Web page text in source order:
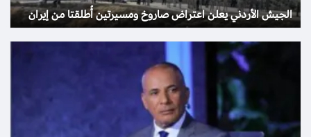
الجيش الأردني يعلن اعتراض صاروخ ومسيرتين أُطلقتا من إيران